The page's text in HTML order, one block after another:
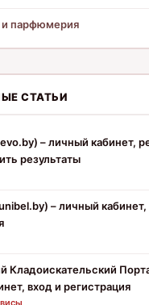
и парфюмерия
СТАТЬИ
– личный кабинет,
результаты
– личный кабинет,
Кладоискательский
вход и регистрация